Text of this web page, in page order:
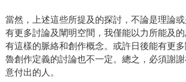
當然，上述這些所提及的探討，不論是理論
有更多討論及闡明空間，我僅能以力所能及
有這樣的脈絡和創作概念。或許日後能有更
魯創作定義的討論也不一定。總之，必須謝
意付出的人。